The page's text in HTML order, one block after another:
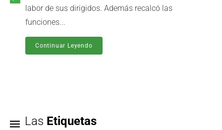
labor de sus dirigidos. Además recalcó las
funciones...
Continuar Leyendo
Las Etiquetas